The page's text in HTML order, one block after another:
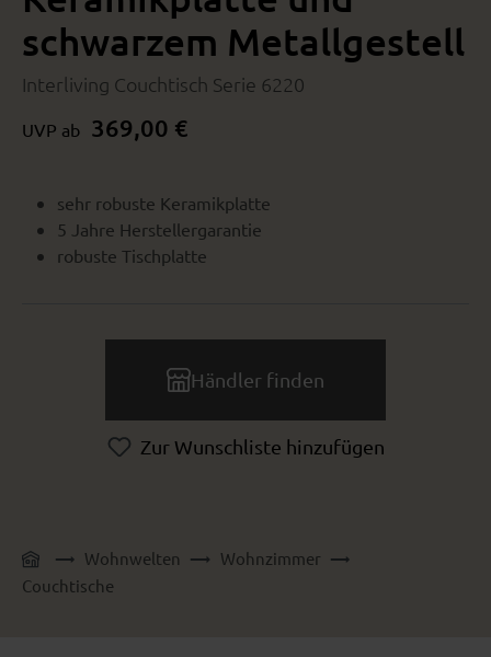
schwarzem Metallgestell
Interliving Couchtisch Serie 6220
UVP ab 369,00 €
sehr robuste Keramikplatte
5 Jahre Herstellergarantie
robuste Tischplatte
Händler finden
Zur Wunschliste hinzufügen
Wohnwelten
Wohnzimmer
Couchtische